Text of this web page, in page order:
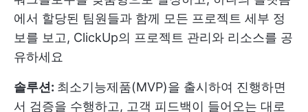
에서 할당된 팀원들과 함께 모든 프로젝트 세부 정
보를 보고, ClickUp의 프로젝트 관리와 리소스를 공
유하세요
솔루션: 최소기능제품(MVP)을 출시하여 진행하면
서 검증을 수행하고, 고객 피드백이 들어오는 대로